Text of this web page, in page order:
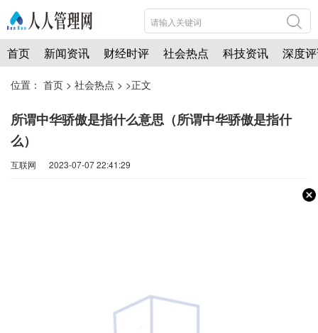
首页 新闻资讯 财经时评 社会热点 科技资讯 深度
位置： 首页 > 社会热点 > >正文
所谓中华骄傲是指什么意思（所谓中华骄傲是指什
么）
互联网 2023-07-07 22:41:29